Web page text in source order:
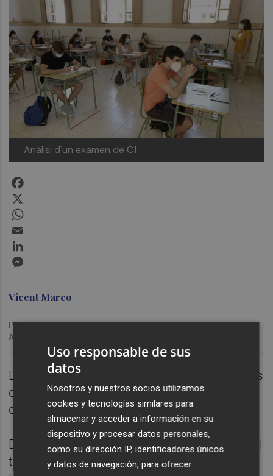
Anàlisi d'un examen de C1
Vicent Marco
Publicado: 30/11/2020 ·
Actualizado: 21/02/2024 · 10:56
Dediquem la primera part a repassar algunes
de les respostes dels exercicis d'un examen
de C1 de la JQCV.
Diferències entre ajornar, posposar i aplaçar i
també entre perquè, per a què i per què.
Uso responsable de sus
datos
Nosotros y nuestros socios utilizamos
cookies y tecnologías similares para
almacenar y acceder a información en su
dispositivo y procesar datos personales,
como su dirección IP, identificadores únicos
y datos de navegación, para ofrecer